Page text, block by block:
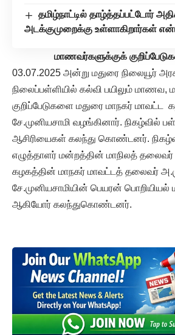
தமிழ்நாட்டில் தாழ்த்தப்பட்டோர்
அடக்குமுறைக்கு உள்ளாகிறார்கள்
மாணவர்களுக்குக்
03.07.2025 அன்று மதுரை நிலையூர்
நிலைப்பள்ளியில் கல்வி பயிலும் மாணவ,
குறிப்பேடுகளை மதுரை மாநகர் மாவட்ட
சே.முனியசாமி வழங்கினார். நிகழ்வில்
ஆசிரியைகள் கலந்து கொண்டனர்.
எழுத்தாளர் மன்றத்தின் மாநிலத் தலைவர்
கழகத்தின் மாநகர் மாவட்டத் தலைவர்
சே.முனியசாமியின் பெயரன்
ஆகியோர் கலந்துகொண்டனர்.